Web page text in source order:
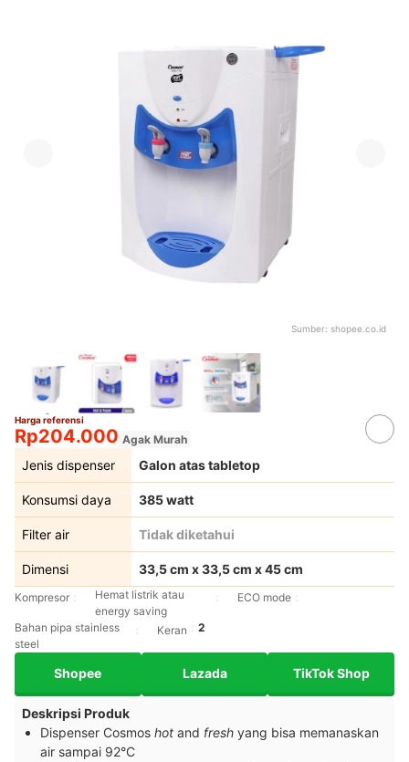
Sumber: shopee.co.id
Harga referensi
Rp204.000 Agak Murah
Jenis dispenser Galon atas tabletop
Konsumsi daya 385 watt
Filter air Tidak diketahui
Dimensi 33,5 cm x 33,5 cm x 45 cm
Kompresor
Hemat listrik atau
energy saving
ECO mode
Bahan pipa stainless
steel
Keran 2
Shopee Lazada TikTok Shop
Deskripsi Produk
Dispenser Cosmos hot and fresh yang bisa memanaskan
air sampai 92°C